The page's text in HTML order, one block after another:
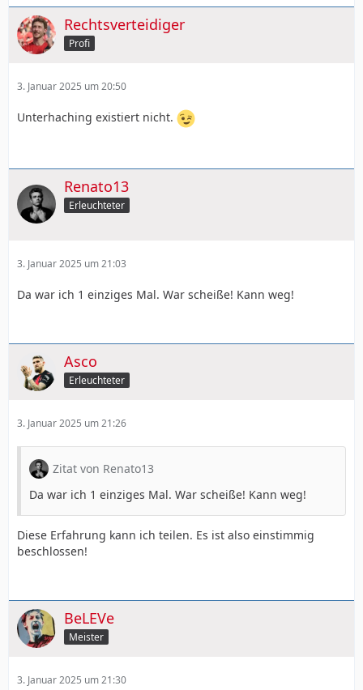
Rechtsverteidiger
Profi
3. Januar 2025 um 20:50
Unterhaching existiert nicht.
Renato13
Erleuchteter
3. Januar 2025 um 21:03
Da war ich 1 einziges Mal. War scheiße! Kann weg!
Asco
Erleuchteter
3. Januar 2025 um 21:26
Zitat von Renato13
Da war ich 1 einziges Mal. War scheiße! Kann weg!
Diese Erfahrung kann ich teilen. Es ist also einstimmig
beschlossen!
BeLEVe
Meister
3. Januar 2025 um 21:30